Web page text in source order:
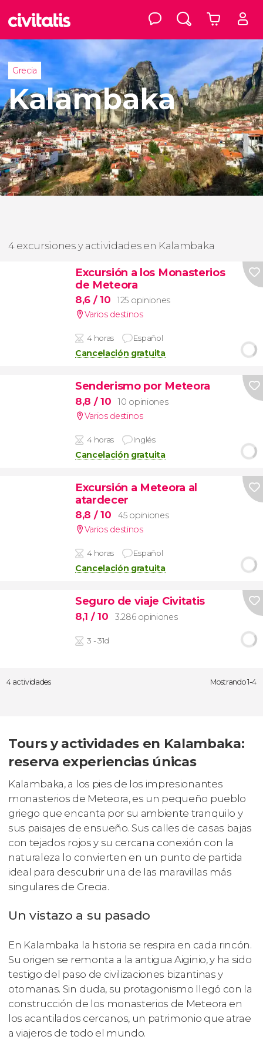
Grecia
Kalambaka
4 excursiones y actividades en Kalambaka
Excursión a los Monasterios
de Meteora
8,6 / 10
125 opiniones
Varios destinos
4 horas Español
Cancelación gratuita
Senderismo por Meteora
8,8 / 10
10 opiniones
Varios destinos
4 horas Inglés
Cancelación gratuita
Excursión a Meteora al
atardecer
8,8 / 10
45 opiniones
Varios destinos
4 horas Español
Cancelación gratuita
Seguro de viaje Civitatis
8,1 / 10 3.286 opiniones
3 - 31d
4 actividades Mostrando 1-4
Tours y actividades en Kalambaka:
reserva experiencias únicas
Kalambaka, a los pies de los impresionantes
monasterios de Meteora, es un pequeño pueblo
griego que encanta por su ambiente tranquilo y
sus paisajes de ensueño. Sus calles de casas bajas
con tejados rojos y su cercana conexión con la
naturaleza lo convierten en un punto de partida
ideal para descubrir una de las maravillas más
singulares de Grecia.
Un vistazo a su pasado
En Kalambaka la historia se respira en cada rincón.
Su origen se remonta a la antigua Aiginio, y ha sido
testigo del paso de civilizaciones bizantinas y
otomanas. Sin duda, su protagonismo llegó con la
construcción de los monasterios de Meteora en
los acantilados cercanos, un patrimonio que atrae
a viajeros de todo el mundo.